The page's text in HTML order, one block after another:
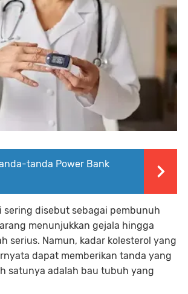
tanda Power Bank
sering disebut sebagai pembunuh
menunjukkan gejala hingga
serius. Namun, kadar kolesterol yang
dapat memberikan tanda yang
satunya adalah bau tubuh yang